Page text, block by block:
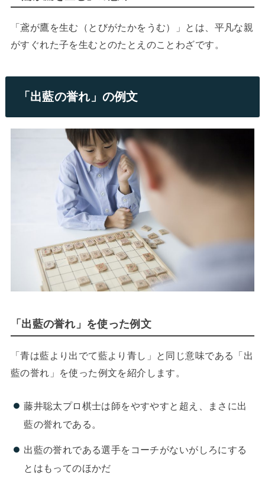
「鳶が鷹を生む（とびがたかをうむ）」とは、平凡な親
がすぐれた子を生むとのたとえのことわざです。
「出藍の誉れ」の例文
「出藍の誉れ」を使った例文
「青は藍より出でて藍より青し」と同じ意味である「出
藍の誉れ」を使った例文を紹介します。
藤井聡太プロ棋士は師をやすやすと超え、まさに出
藍の誉れである。
出藍の誉れである選手をコーチがないがしろにする
とはもってのほかだ